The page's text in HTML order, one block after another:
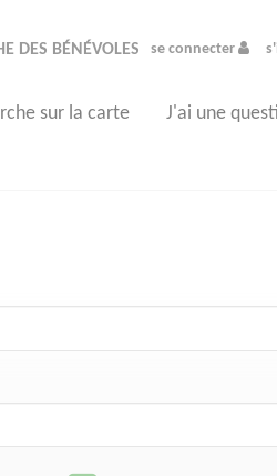
DES BÉNÉVOLES se connecter
sur la carte J'ai une